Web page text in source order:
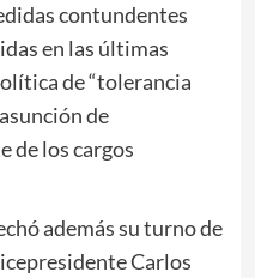
contundentes
en las últimas
de “tolerancia
de
de los cargos
además su turno de
Carlos